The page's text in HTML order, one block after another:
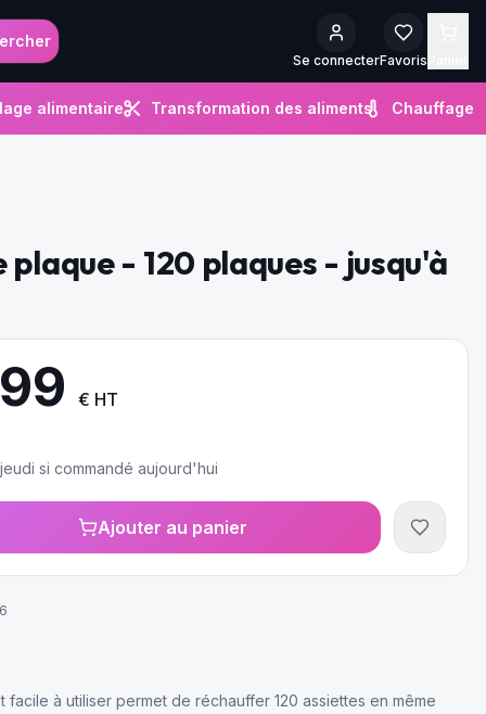
Se connecterFavoris
alimentaire Transformation des aliments Chauffage
- 120 plaques - jusqu'à
€ HT
si commandé aujourd'hui
Ajouter au panier
à utiliser permet de réchauffer 120 assiettes en même